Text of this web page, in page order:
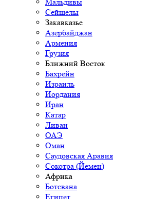
Сейшелы
Закавказье
Азербайджан
Армения
Грузия
Ближний Восток
Бахрейн
Израиль
Иордания
Иран
Катар
Ливан
ОАЭ
Оман
Саудовская Аравия
Сокотра (Йемен)
Африка
Ботсвана
Египет